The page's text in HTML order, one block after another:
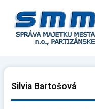
obsah
Silvia Bartošová